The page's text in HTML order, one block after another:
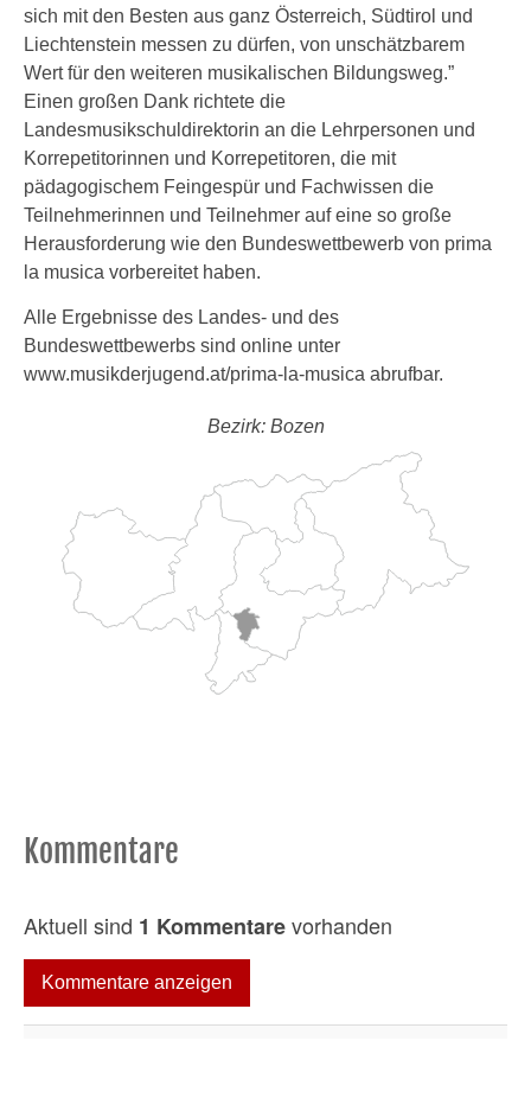
sich mit den Besten aus ganz Österreich, Südtirol und
Liechtenstein messen zu dürfen, von unschätzbarem
Wert für den weiteren musikalischen Bildungsweg.”
Einen großen Dank richtete die
Landesmusikschuldirektorin an die Lehrpersonen und
Korrepetitorinnen und Korrepetitoren, die mit
pädagogischem Feingespür und Fachwissen die
Teilnehmerinnen und Teilnehmer auf eine so große
Herausforderung wie den Bundeswettbewerb von prima
la musica vorbereitet haben.
Alle Ergebnisse des Landes- und des
Bundeswettbewerbs sind online unter
www.musikderjugend.at/prima-la-musica abrufbar.
Bezirk: Bozen
Kommentare
Aktuell sind 1 Kommentarevorhanden
Kommentare anzeigen